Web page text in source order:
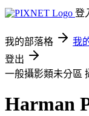
登
我的部落格 我
登出
一般攝影類未分區
Harman